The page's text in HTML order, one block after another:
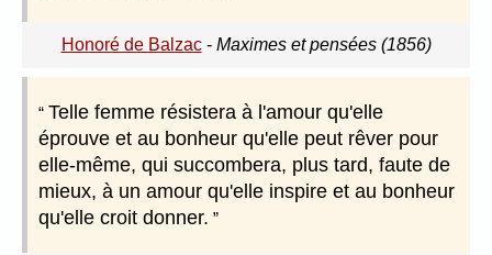
Honoré de Balzac- Maximes et pensées (1856)
Telle femme résistera à l'amour qu'elle
éprouve et au bonheur qu'elle peut rêver pour
elle-même, qui succombera, plus tard, faute de
mieux, à un amour qu'elle inspire et au bonheur
qu'elle croit donner.